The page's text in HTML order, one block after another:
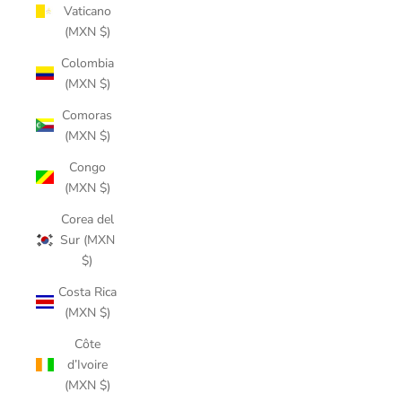
Vaticano
(MXN $)
Colombia
(MXN $)
Comoras
(MXN $)
Congo
(MXN $)
Corea del
Sur (MXN
$)
Costa Rica
(MXN $)
Côte
d’Ivoire
(MXN $)